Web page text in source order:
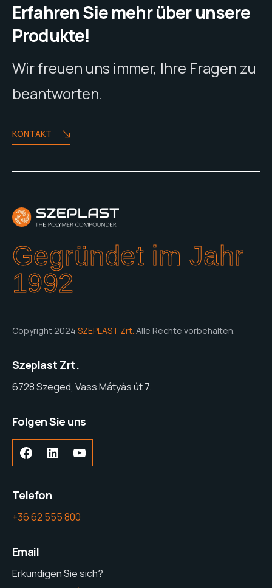
Erfahren Sie mehr über unsere
Produkte!
Wir freuen uns immer, Ihre Fragen zu
beantworten.
KONTAKT
Gegründet im Jahr
1992
Copyright 2024 SZEPLAST Zrt. Alle Rechte vorbehalten.
Szeplast Zrt.
6728 Szeged, Vass Mátyás út 7.
Folgen Sie uns
Telefon
+36 62 555 800
Email
Erkundigen Sie sich?